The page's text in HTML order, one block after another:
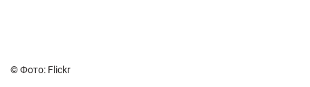
© Фото: Flickr